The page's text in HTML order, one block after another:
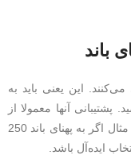
باند
می‌کنند. این یعنی باید به
پشتیبانی آنها معمولا از
پهنای باند 100 تا 2000 مگاهرتز است. به عنوان مثال اگر به پهنای باند 250